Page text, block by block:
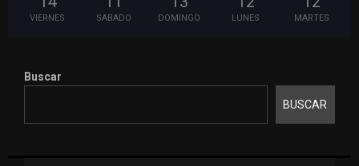
VIERNES SABADO DOMINGO LUNES MARTES
Buscar
BUSCAR